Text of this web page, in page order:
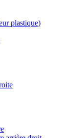
plastique)